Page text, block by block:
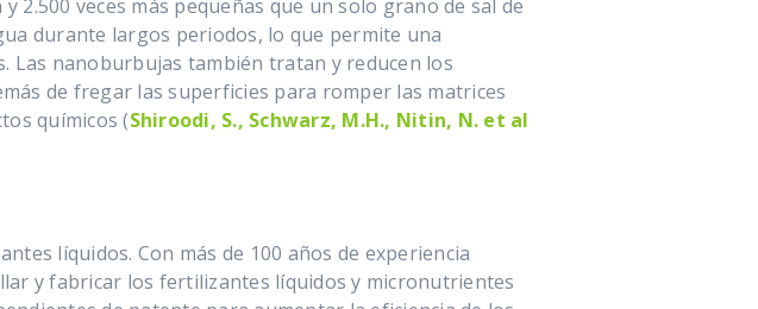
veces más pequeñas que un solo grano de sal de
durante largos periodos, lo que permite una
Las nanoburbujas también tratan y reducen los
de fregar las superficies para romper las matrices
químicos (Shiroodi, S., Schwarz, M.H., Nitin, N. et al
líquidos. Con más de 100 años de experiencia
y fabricar los fertilizantes líquidos y micronutrientes